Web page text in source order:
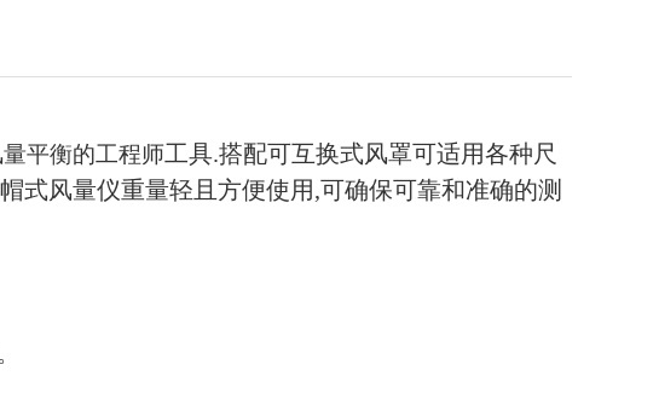
平衡的工程师工具.搭配可互换式风罩可适用各种尺
式风量仪重量轻且方便使用,可确保可靠和准确的测